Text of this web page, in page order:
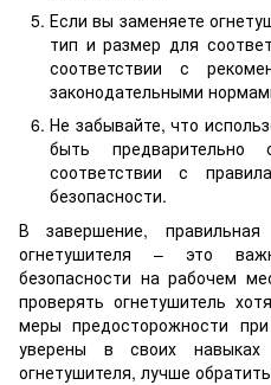
Если вы заменяете
тип и размер для
соответствии с
законодательными
Не забывайте, что
быть
соответствии с
безопасности.
В завершение,
огнетушителя – это
безопасности на рабочем
проверять огнетушитель
меры предосторожности
уверены в своих навыках
огнетушителя, лучше